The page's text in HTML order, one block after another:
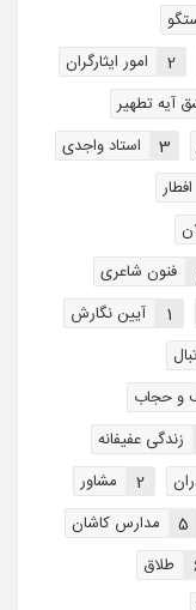
امور ایثارگران 2
آیه تطهیر
استاد واجدی 3
افطار
فنون شاعری
آیین نگارش 1
و حجاب
زندگی عفیفانه
مشاور 2
مدارس کاشان 5
طلاق